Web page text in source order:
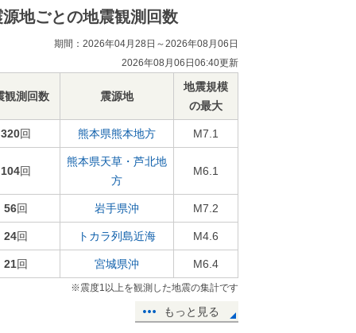
源地ごとの地震観測回数
期間：2026年04月28日～2026年08月06日
2026年08月06日06:40更新
観測回数 震源地
地震規模
の最大
320回 熊本県熊本地方 M7.1
104回
熊本県天草・芦北地
方
M6.1
56回 岩手県沖 M7.2
24回 トカラ列島近海 M4.6
21回 宮城県沖 M6.4
※震度1以上を観測した地震の集計です
もっと見る